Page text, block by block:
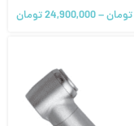
تومان–
24,900,000تومان